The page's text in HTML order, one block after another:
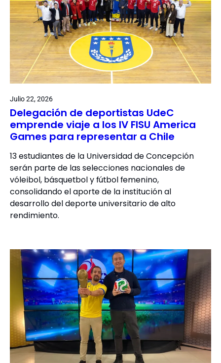
Julio 22, 2026
Delegación de deportistas UdeC
emprende viaje a los IV FISU America
Games para representar a Chile
13 estudiantes de la Universidad de Concepción
serán parte de las selecciones nacionales de
vóleibol, básquetbol y fútbol femenino,
consolidando el aporte de la institución al
desarrollo del deporte universitario de alto
rendimiento.